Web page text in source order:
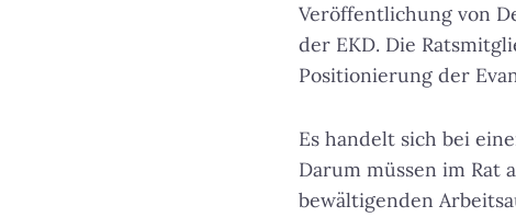
Veröffentlichung von
der EKD. Die
Positionierung der
Es handelt sich bei
Darum müssen im Rat
bewältigenden